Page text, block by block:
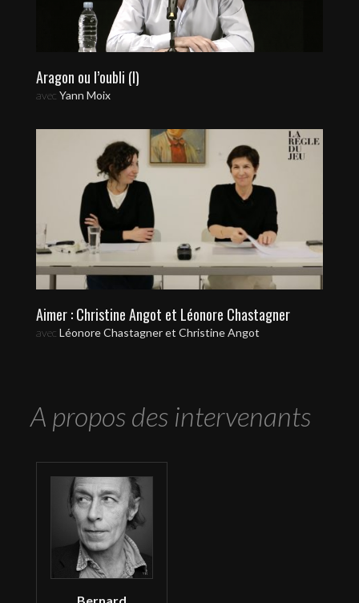
Aragon ou l’oubli (I)
avec Yann Moix
Aimer : Christine Angot et Léonore Chastagner
avec Léonore Chastagner et Christine Angot
A propos des intervenants